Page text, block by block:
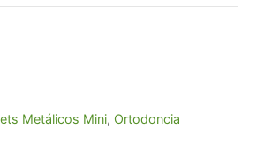
Metal
Rep
Metálicos Mini, Ortodoncia